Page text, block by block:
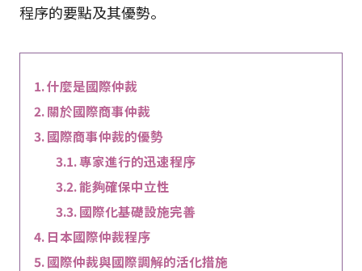
程序的要點及其優勢。
什麼是國際仲裁
關於國際商事仲裁
國際商事仲裁的優勢
專家進行的迅速程序
能夠確保中立性
國際化基礎設施完善
日本國際仲裁程序
國際仲裁與國際調解的活化措施